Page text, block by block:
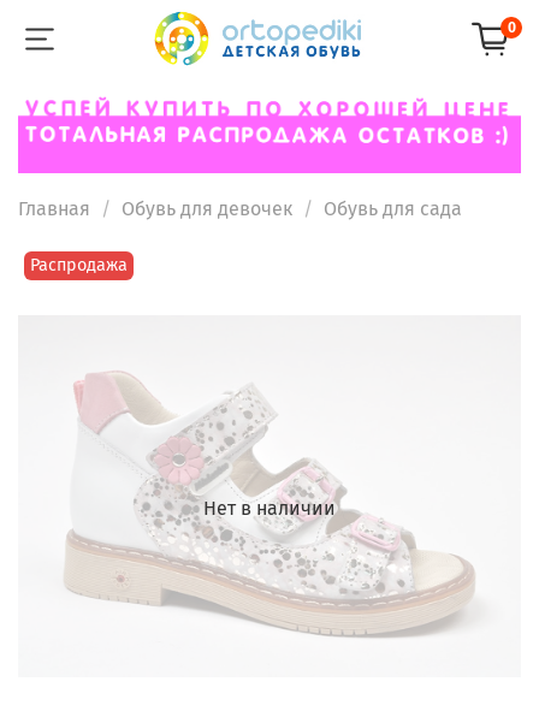
0
Главная Обувь для девочек Обувь для сада
Нет в наличии
Распродажа